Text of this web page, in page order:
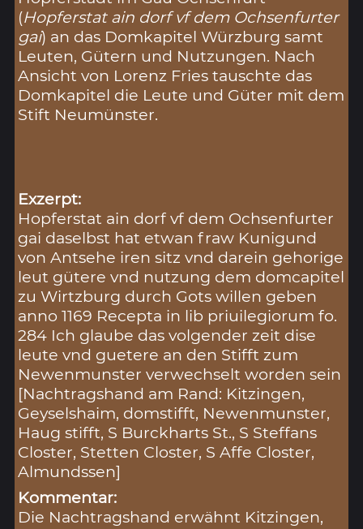
(Hopferstat ain dorf vf dem Ochsenfurter
gai) an das Domkapitel Würzburg samt
Leuten, Gütern und Nutzungen. Nach
Ansicht von Lorenz Fries tauschte das
Domkapitel die Leute und Güter mit dem
Stift Neumünster.
Exzerpt:
Hopferstat ain dorf vf dem Ochsenfurter
gai daselbst hat etwan fraw Kunigund
von Antsehe iren sitz vnd darein gehorige
leut gütere vnd nutzung dem domcapitel
zu Wirtzburg durch Gots willen geben
anno 1169 Recepta in lib priuilegiorum fo.
284 Ich glaube das volgender zeit dise
leute vnd guetere an den Stifft zum
Newenmunster verwechselt worden sein
[Nachtragshand am Rand: Kitzingen,
Geyselshaim, domstifft, Newenmunster,
Haug stifft, S Burckharts St., S Steffans
Closter, Stetten Closter, S Affe Closter,
Almundssen]
Kommentar:
Die Nachtragshand erwähnt Kitzingen,